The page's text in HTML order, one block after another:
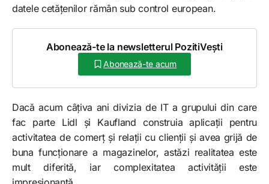
datele cetățenilor rămân sub control european.
Abonează-te la newsletterul PozitiVești
Abonează-te acum
Dacă acum câțiva ani divizia de IT a grupului din care
fac parte Lidl și Kaufland construia aplicații pentru
activitatea de comerț și relații cu clienții și avea grijă de
buna funcționare a magazinelor, astăzi realitatea este
mult diferită, iar complexitatea activității este